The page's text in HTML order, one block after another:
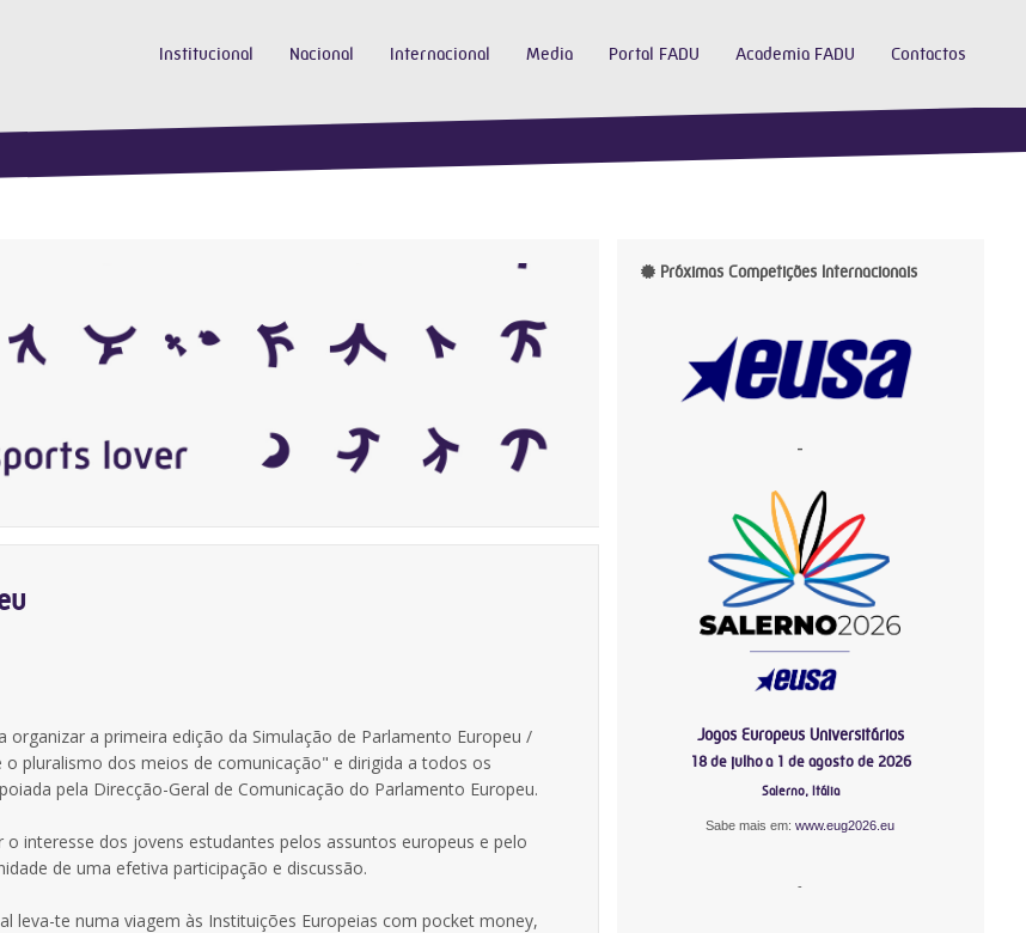
Institucional Nacional Internacional Media Portal FADU Academia FADU Contactos
a primeira edição da Simulação de Parlamento Europeu /
pluralismo dos meios de comunicação" e dirigida a todos os
pela Direcção-Geral de Comunicação do Parlamento Europeu.
interesse dos jovens estudantes pelos assuntos europeus e pelo
de uma efetiva participação e discussão.
leva-te numa viagem às Instituições Europeias com pocket money,
Próximas Competições Internacionais
-
Jogos Europeus Universitários
18 de julho a 1 de agosto de 2026
Salerno, Itália
Sabe mais em:www.eug2026.eu
-